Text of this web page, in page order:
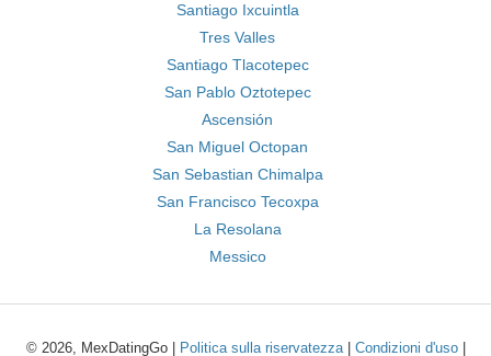
Santiago Ixcuintla
Tres Valles
Santiago Tlacotepec
San Pablo Oztotepec
Ascensión
San Miguel Octopan
San Sebastian Chimalpa
San Francisco Tecoxpa
La Resolana
Messico
© 2026, MexDatingGo | Politica sulla riservatezza| Condizioni d'uso|